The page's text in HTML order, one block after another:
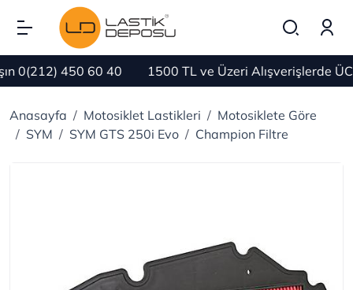
0(212) 450 60 40 1500 TL ve Üzeri Alışverişlerde
Anasayfa Motosiklet Lastikleri
Motosiklete Göre
SYM
SYM GTS 250i Evo Champion Filtre